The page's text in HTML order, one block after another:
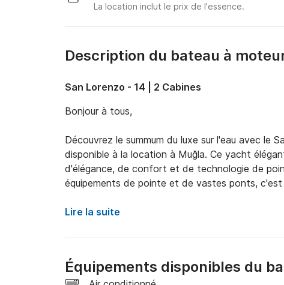
La location inclut le prix de l'essence.
Description du bateau à
San Lorenzo - 14 | 2 Cabines
Bonjour à tous,
Découvrez le summum du luxe sur l'eau avec le
disponible à la location à Muğla. Ce yacht
d'élégance, de confort et de technologie de
équipements de pointe et de vastes ponts, c'est
ultime du yachting. Notre équipage
ordre, garantissant que votre voyage ne soit
Lorenzo 14 dès aujourd'hui pour une aventure
Lire la suite
Équipements disponibles du